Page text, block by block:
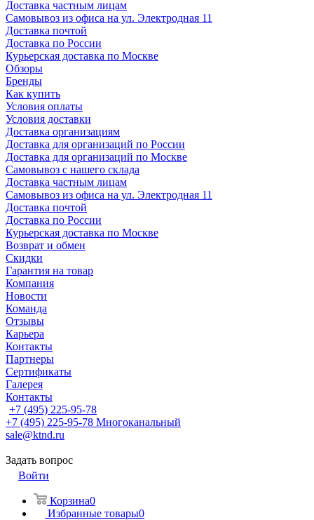
Доставка частным лицам
Самовывоз из офиса на ул. Электродная 11
Доставка почтой
Доставка по России
Курьерская доставка по Москве
Обзоры
Бренды
Как купить
Условия оплаты
Условия доставки
Доставка организациям
Доставка для организаций по России
Доставка для организаций по Москве
Самовывоз с нашего склада
Доставка частным лицам
Самовывоз из офиса на ул. Электродная 11
Доставка почтой
Доставка по России
Курьерская доставка по Москве
Возврат и обмен
Скидки
Гарантия на товар
Компания
Новости
Команда
Отзывы
Карьера
Контакты
Партнеры
Сертификаты
Галерея
Контакты
+7 (495) 225-95-78
+7 (495) 225-95-78 Многоканальный
sale@ktnd.ru
Задать вопрос
Войти
Корзина0
Избранные товары0